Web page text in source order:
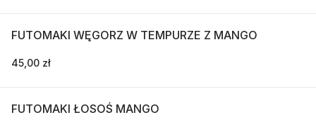
FUTOMAKI WĘGORZ W TEMPURZE Z MANGO
45,00 zł
FUTOMAKI ŁOSOŚ MANGO